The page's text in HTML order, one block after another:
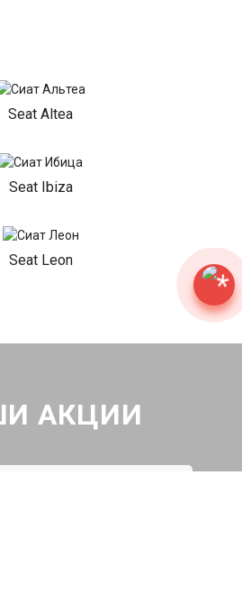
Seat Altea
Seat Ibiza
Seat Leon
АКЦИИ